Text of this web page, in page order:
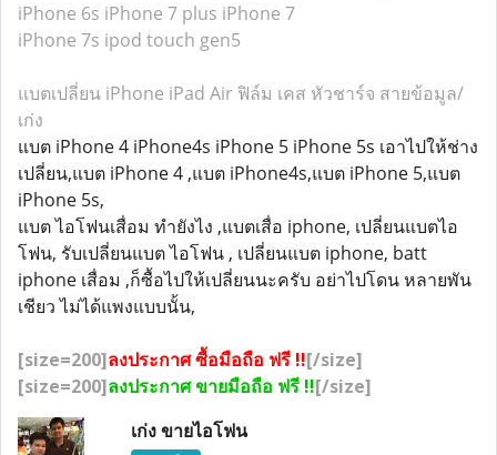
iPhone 6s iPhone 7 plus iPhone 7
iPhone 7s ipod touch gen5
แบตเปลี่ยน iPhone iPad Air ฟิล์ม เคส หัวชาร์จ สายข้อมูล/
เก่ง
แบต iPhone 4 iPhone4s iPhone 5 iPhone 5s เอาไปให้ช่าง
เปลี่ยน,แบต iPhone 4 ,แบต iPhone4s,แบต iPhone 5,แบต
iPhone 5s,
แบต ไอโฟนเสื่อม ทำยังไง ,แบตเสื่อ iphone, เปลี่ยนแบตไอ
โฟน, รับเปลี่ยนแบต ไอโฟน , เปลี่ยนแบต iphone, batt
iphone เสื่อม ,ก็ซื้อไปให้เปลี่ยนนะครับ อย่าไปโดน หลายพัน
เชียว ไม่ได้แพงแบบนั้น,
[size=200]ลงประกาศ ซื้อมือถือ ฟรี !![/size]
[size=200]ลงประกาศ ขายมือถือ ฟรี !![/size]
เก่ง ขายไอโฟน